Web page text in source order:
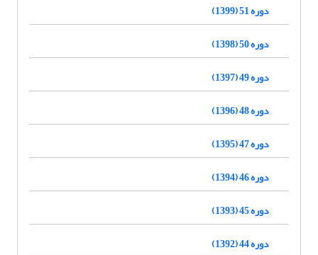
دوره 51 (1399)
دوره 50 (1398)
دوره 49 (1397)
دوره 48 (1396)
دوره 47 (1395)
دوره 46 (1394)
دوره 45 (1393)
دوره 44 (1392)